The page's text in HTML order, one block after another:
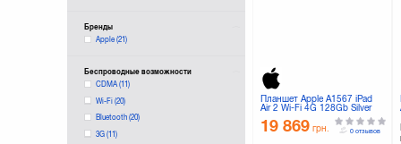
Бренды
Apple(21)
Беспроводные возможности
CDMA(11)
Wi-Fi(20)
Bluetooth(20)
3G(11)
Планшет Apple A1567 iPad
Air 2 Wi-Fi 4G 128Gb Silver
19 869 грн. 0 отзывов